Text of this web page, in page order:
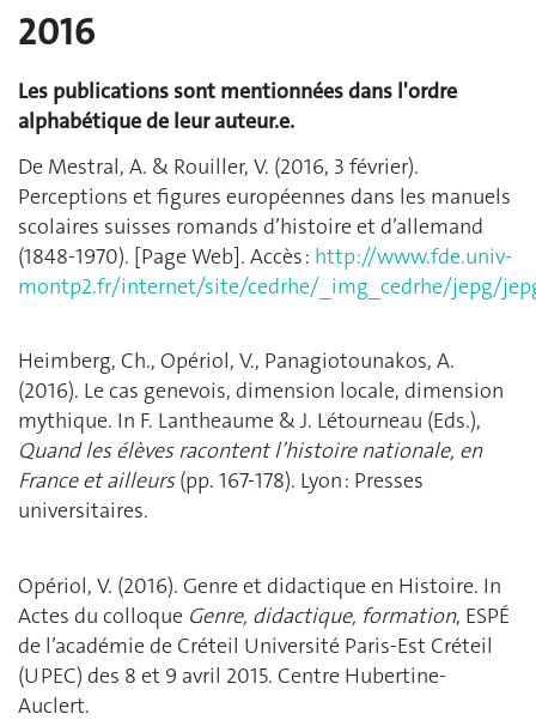
2016
Les publications sont mentionnées dans l'ordre
alphabétique de leur auteur.e.
De Mestral, A. & Rouiller, V. (2016, 3 février).
Perceptions et figures européennes dans les manuels
scolaires suisses romands d’histoire et d’allemand
(1848-1970). [Page Web]. Accès : http://www.fde.univ-
montp2.fr/internet/site/cedrhe/_img_cedrhe/jepg/
Heimberg, Ch., Opériol, V., Panagiotounakos, A.
(2016). Le cas genevois, dimension locale, dimension
mythique. In F. Lantheaume & J. Létourneau (Eds.),
Quand les élèves racontent l’histoire nationale, en
France et ailleurs(pp. 167-178). Lyon : Presses
universitaires.
Opériol, V. (2016). Genre et didactique en Histoire. In
Actes du colloque Genre, didactique, formation, ESPÉ
de l’académie de Créteil Université Paris-Est Créteil
(UPEC) des 8 et 9 avril 2015. Centre Hubertine-
Auclert.